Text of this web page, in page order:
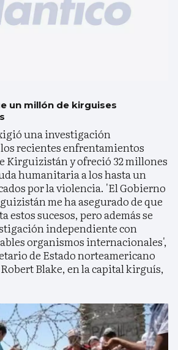
un millón de kirguises
una investigación
recientes enfrentamientos
Kirguizistán y ofreció 32 millones
humanitaria a los hasta un
por la violencia. 'El Gobierno
me ha asegurado de que
estos sucesos, pero además se
independiente con
organismos internacionales',
de Estado norteamericano
Blake, en la capital kirguís,